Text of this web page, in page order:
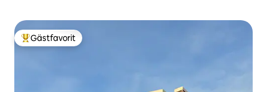
Populär gästfavorit
Gästfavorit